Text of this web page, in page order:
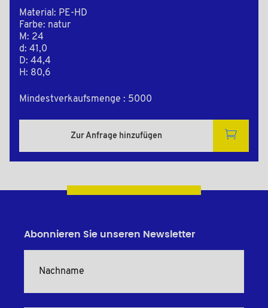
Material: PE-HD
Farbe: natur
M: 24
d: 41,0
D: 44,4
H: 80,6
Mindestverkaufsmenge : 5000
Zur Anfrage hinzufügen
Abonnieren Sie unseren Newsletter